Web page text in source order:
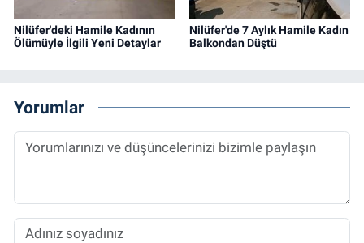
Nilüfer'deki Hamile Kadının
Ölümüyle İlgili Yeni Detaylar
Nilüfer'de 7 Aylık Hamile Kadın
Balkondan Düştü
Yorumlar